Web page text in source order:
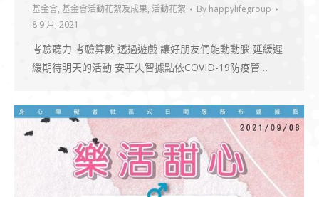
基金會, 基金會活動花絮及成果, 活動花絮 By happylifegroup
8 9 月, 2021
考驗聽力 考驗算數 透過遊戲 讓好朋友們能動動腦 延緩遲
緩期待明天的活動 安平失智據點依COVID-19防疫管…